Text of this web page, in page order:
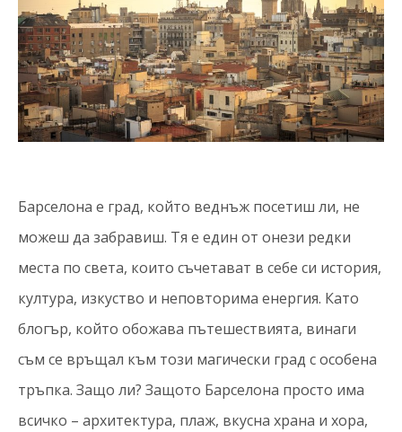
Барселона е град, който веднъж посетиш ли, не
можеш да забравиш. Тя е един от онези редки
места по света, които съчетават в себе си история,
култура, изкуство и неповторима енергия. Като
блогър, който обожава пътешествията, винаги
съм се връщал към този магически град с особена
тръпка. Защо ли? Защото Барселона просто има
всичко – архитектура, плаж, вкусна храна и хора,